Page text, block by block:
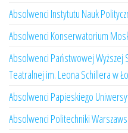
Absolwenci Instytutu Nauk
Absolwenci Konserwatorium
Absolwenci Państwowej Wyższej
Teatralnej im. Leona Schillera w
Absolwenci Papieskiego
Absolwenci Politechniki